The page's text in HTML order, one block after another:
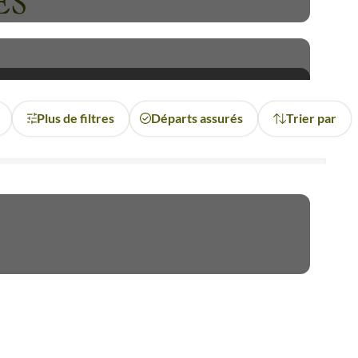
Plus de filtres Départs assurés Trier par